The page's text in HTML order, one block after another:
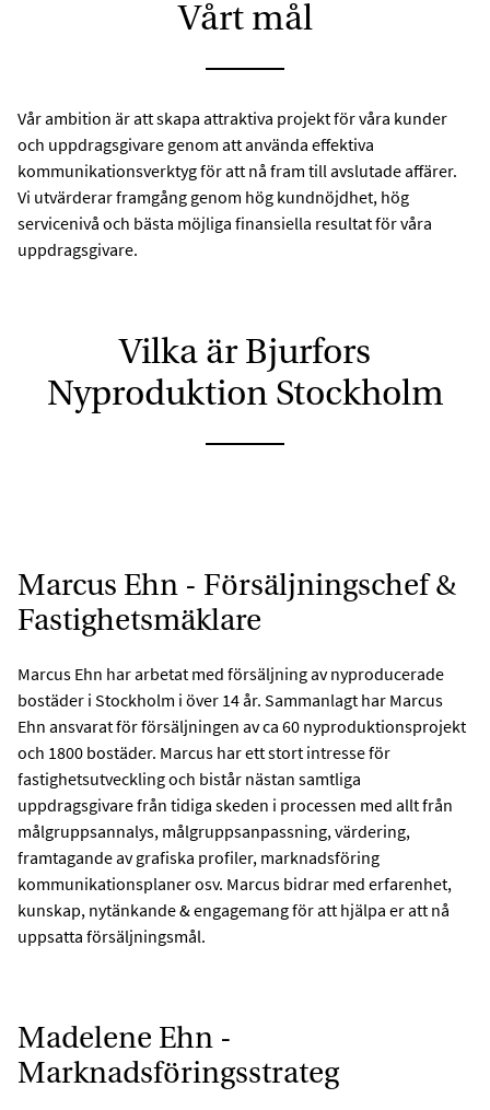
Vårt mål
Vår ambition är att skapa attraktiva projekt för våra kunder
och uppdragsgivare genom att använda effektiva
kommunikationsverktyg för att nå fram till avslutade affärer.
Vi utvärderar framgång genom hög kundnöjdhet, hög
servicenivå och bästa möjliga finansiella resultat för våra
uppdragsgivare.
Vilka är Bjurfors
Nyproduktion Stockholm
Marcus Ehn - Försäljningschef &
Fastighetsmäklare
Marcus Ehn har arbetat med försäljning av nyproducerade
bostäder i Stockholm i över 14 år. Sammanlagt har Marcus
Ehn ansvarat för försäljningen av ca 60 nyproduktionsprojekt
och 1800 bostäder. Marcus har ett stort intresse för
fastighetsutveckling och bistår nästan samtliga
uppdragsgivare från tidiga skeden i processen med allt från
målgruppsannalys, målgruppsanpassning, värdering,
framtagande av grafiska profiler, marknadsföring
kommunikationsplaner osv. Marcus bidrar med erfarenhet,
kunskap, nytänkande & engagemang för att hjälpa er att nå
uppsatta försäljningsmål.
Madelene Ehn -
Marknadsföringsstrateg